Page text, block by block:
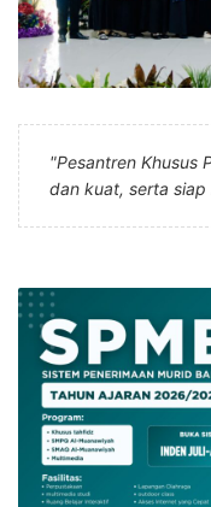
"Pesantren Khusus
dan kuat, serta